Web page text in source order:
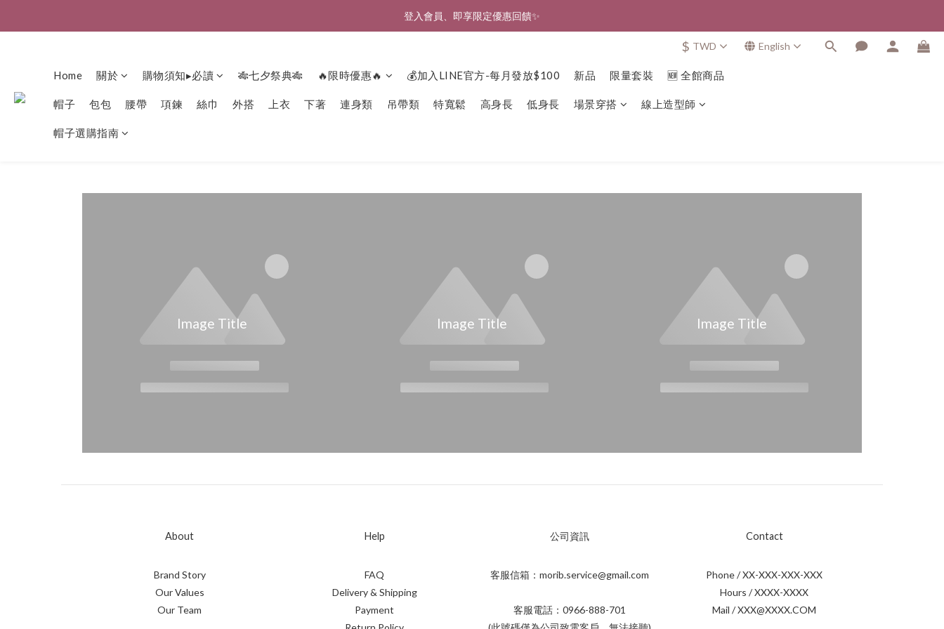
🎉新北淡水實體門市🤗歡迎蒞臨試穿🎉
登入會員、即享限定優惠回饋✨
$ TWD English
Home 關於 購物須知▸必讀 🎋七夕祭典🎋 🔥限時優惠🔥 💰加入LINE官方-每月發放$100 新品 限量套裝 🆕 全館商品
帽子 包包 腰帶 項鍊 絲巾 外搭 上衣 下著 連身類 吊帶類 特寬鬆 高身長 低身長 場景穿搭 線上造型師
帽子選購指南
Image Title Image Title Image Title
About
Brand Story
Our Values
Our Team
Help
FAQ
Delivery & Shipping
Payment
公司資訊
客服信箱：morib.service@gmail.com
客服電話：0966-888-701
Contact
Phone / XX-XXX-XXX-XXX
Hours / XXXX-XXXX
Mail / XXX@XXXX.COM